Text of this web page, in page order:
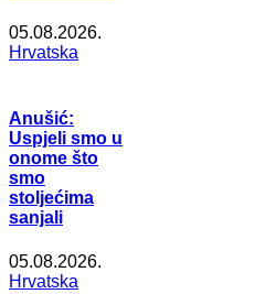
05.08.2026.
Hrvatska
Anušić:
Uspjeli smo u
onome što
smo
stoljećima
sanjali
05.08.2026.
Hrvatska